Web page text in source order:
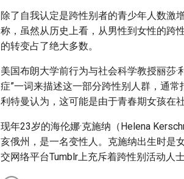
除了自我认定是跨性别者的青少年人数激
称，虽然从历史上看，从男性到女性的跨
的转变占了绝大多数。
美国布朗大学前行为与社会科学教授丽莎
症”一词来描述这一部分跨性别人群，通
利特曼认为，这可能是由于青春期女孩在
现年23岁的海伦娜·克施纳（Helena
亥俄州，是一名变性人。克施纳出生时是
交网络平台Tumblr上充斥着跨性别活动人